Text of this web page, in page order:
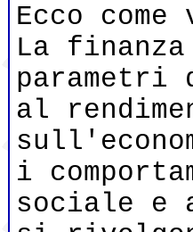
Ecco
La
al
i
sociale e